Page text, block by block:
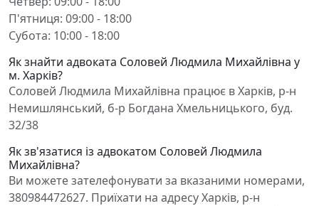
П'ятниця: 09:00 - 18:00
Субота: 10:00 - 18:00
Як знайти адвоката Соловей Людмила Михайлівна у
м. Харків?
Соловей Людмила Михайлівна працює в Харків, р-н
Немишлянський, б-р Богдана Хмельницького, буд.
32/38
Як зв'язатися із адвокатом Соловей Людмила
Михайлівна?
Ви можете зателефонувати за вказаними номерами,
380984472627. Приїхати на адресу Харків, р-н